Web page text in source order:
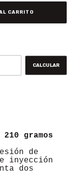
CALCULAR
gramos
de
inyección
dos